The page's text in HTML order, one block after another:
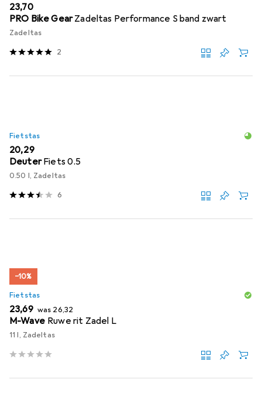
EUR
23,70
PRO Bike GearZadeltas Performance S band zwart
Zadeltas
2
Fietstas
EUR
20,29
Deuter Fiets 0.5
0.50 l, Zadeltas
6
−10%
Fietstas
EUR
23,69 was EUR
26,32
M-Wave Ruwe rit Zadel L
11 l, Zadeltas